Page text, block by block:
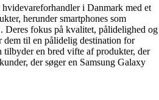
hvidevareforhandler i Danmark med et
herunder smartphones som
Deres fokus på kvalitet, pålidelighed og
dem til en pålidelig destination for
tilbyder en bred vifte af produkter, der
der søger en Samsung Galaxy